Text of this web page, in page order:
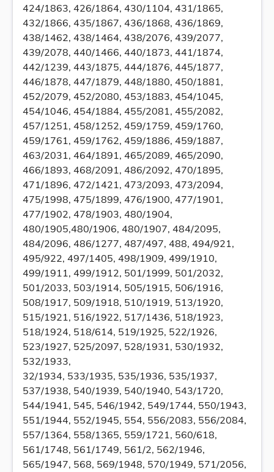
424/1863, 426/1864, 430/1104, 431/1865,
432/1866, 435/1867, 436/1868, 436/1869,
438/1462, 438/1464, 438/2076, 439/2077,
439/2078, 440/1466, 440/1873, 441/1874,
442/1239, 443/1875, 444/1876, 445/1877,
446/1878, 447/1879, 448/1880, 450/1881,
452/2079, 452/2080, 453/1883, 454/1045,
454/1046, 454/1884, 455/2081, 455/2082,
457/1251, 458/1252, 459/1759, 459/1760,
459/1761, 459/1762, 459/1886, 459/1887,
463/2031, 464/1891, 465/2089, 465/2090,
466/1893, 468/2091, 486/2092, 470/1895,
471/1896, 472/1421, 473/2093, 473/2094,
475/1998, 475/1899, 476/1900, 477/1901,
477/1902, 478/1903, 480/1904,
480/1905,480/1906, 480/1907, 484/2095,
484/2096, 486/1277, 487/497, 488, 494/921,
495/922, 497/1405, 498/1909, 499/1910,
499/1911, 499/1912, 501/1999, 501/2032,
501/2033, 503/1914, 505/1915, 506/1916,
508/1917, 509/1918, 510/1919, 513/1920,
515/1921, 516/1922, 517/1436, 518/1923,
518/1924, 518/614, 519/1925, 522/1926,
523/1927, 525/2097, 528/1931, 530/1932,
532/1933,
32/1934, 533/1935, 535/1936, 535/1937,
537/1938, 540/1939, 540/1940, 543/1720,
544/1941, 545, 546/1942, 549/1744, 550/1943,
551/1944, 552/1945, 554, 556/2083, 556/2084,
557/1364, 558/1365, 559/1721, 560/618,
561/1748, 561/1749, 561/2, 562/1946,
565/1947, 568, 569/1948, 570/1949, 571/2056,